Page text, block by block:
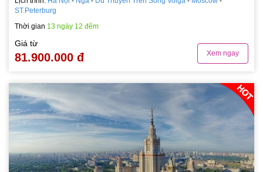
ST.Peterburg
Thời gian 13 ngày 12 đêm
Giá từ
81.900.000 đ Xem ngay